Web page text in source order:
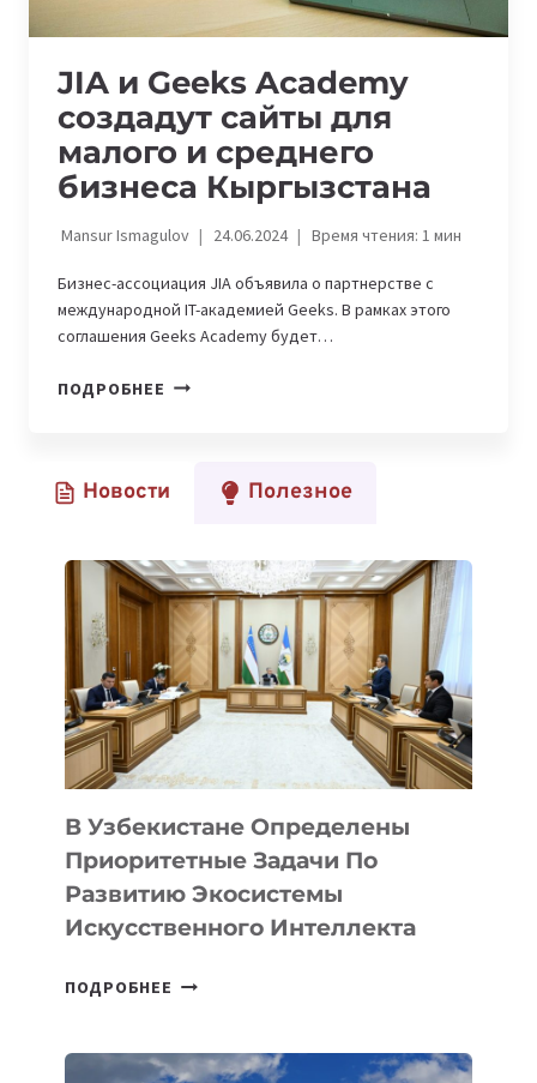
JIA и Geeks Academy
создадут сайты для
малого и среднего
бизнеса Кыргызстана
Mansur Ismagulov 24.06.2024 Время чтения: 1мин
Бизнес-ассоциация JIA объявила о партнерстве с
международной IT-академией Geeks. В рамках этого
соглашения Geeks Academy будет…
ПОДРОБНЕЕ JIA
СОЗДАДУТ
МАЛОГО
И
СРЕДНЕГО
БИЗНЕСА
КЫРГЫЗСТАНА
Новости Полезное
В Узбекистане Определены
Приоритетные Задачи По
Развитию Экосистемы
Искусственного Интеллекта
ПОДРОБНЕЕ
ПРИОРИТЕТНЫЕ